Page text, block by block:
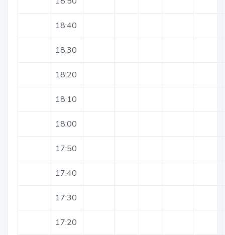
18:40
18:30
18:20
18:10
18:00
17:50
17:40
17:30
17:20